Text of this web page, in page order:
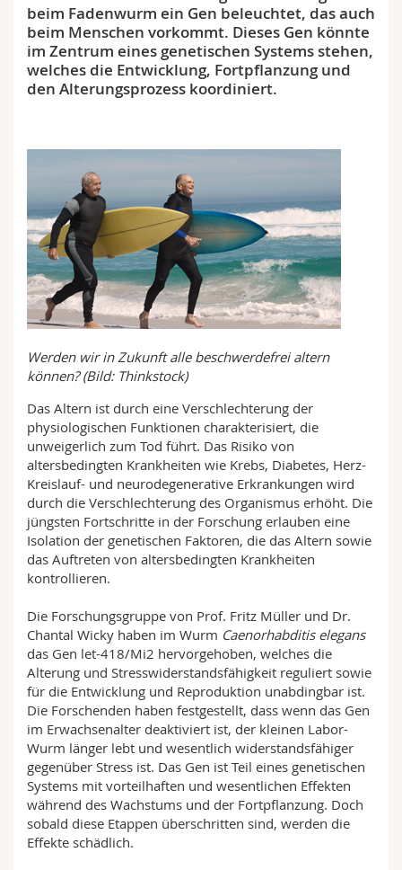
Math.-Nat. und Med. Fak.
Interfakultär
Mitarbeitende
Doktorierende
Webmail
Vorlesungsverzeichnis
beim Fadenwurm ein Gen beleuchtet, das auch
beim Menschen vorkommt. Dieses Gen könnte
im Zentrum eines genetischen Systems stehen,
welches die Entwicklung, Fortpflanzung und
den Alterungsprozess koordiniert.
Werden wir in Zukunft alle beschwerdefrei altern
können? (Bild: Thinkstock)
Das Altern ist durch eine Verschlechterung der
physiologischen Funktionen charakterisiert, die
unweigerlich zum Tod führt. Das Risiko von
altersbedingten Krankheiten wie Krebs, Diabetes, Herz-
Kreislauf- und neurodegenerative Erkrankungen wird
durch die Verschlechterung des Organismus erhöht. Die
jüngsten Fortschritte in der Forschung erlauben eine
Isolation der genetischen Faktoren, die das Altern sowie
das Auftreten von altersbedingten Krankheiten
kontrollieren.
Die Forschungsgruppe von Prof. Fritz Müller und Dr.
Chantal Wicky haben im Wurm Caenorhabditis elegans
das Gen let-418/Mi2 hervorgehoben, welches die
Alterung und Stresswiderstandsfähigkeit reguliert sowie
für die Entwicklung und Reproduktion unabdingbar ist.
Die Forschenden haben festgestellt, dass wenn das Gen
im Erwachsenalter deaktiviert ist, der kleinen Labor-
Wurm länger lebt und wesentlich widerstandsfähiger
gegenüber Stress ist. Das Gen ist Teil eines genetischen
Systems mit vorteilhaften und wesentlichen Effekten
während des Wachstums und der Fortpflanzung. Doch
sobald diese Etappen überschritten sind, werden die
Effekte schädlich.